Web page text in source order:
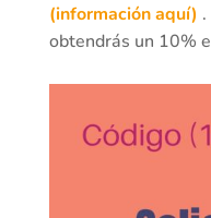
(información aquí)
obtendrás un 10%